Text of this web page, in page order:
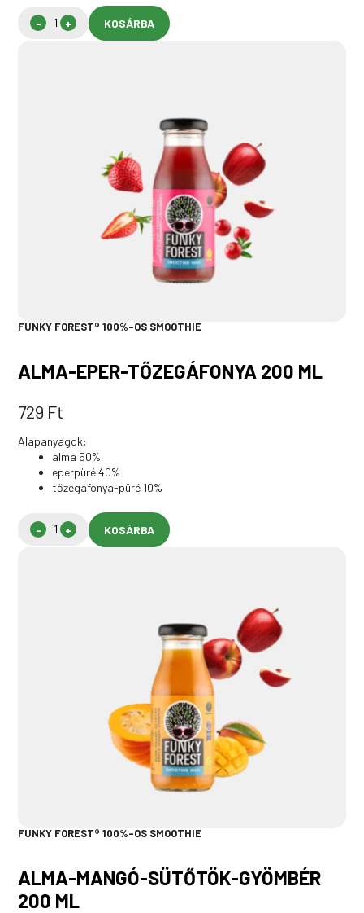
KOSÁRBA
FUNKY FOREST® 100%-OS SMOOTHIE
ALMA-EPER-TŐZEGÁFONYA 200 ML
729 Ft
Alapanyagok:
alma 50%
eperpüré 40%
tőzegáfonya-püré 10%
KOSÁRBA
FUNKY FOREST® 100%-OS SMOOTHIE
ALMA-MANGÓ-SÜTŐTÖK-GYÖMBÉR
200 ML